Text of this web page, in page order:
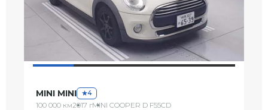
MINI MINI 4
100 000 км2017 гMINI COOPER D F55CD